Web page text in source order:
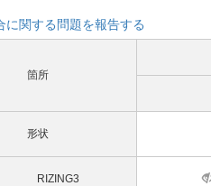
に関する問題を報告する
箇所
形状
RIZING3